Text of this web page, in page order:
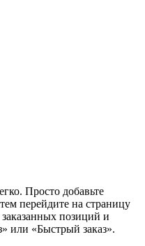
Просто добавьте
перейдите на страницу
позиций и
или «Быстрый заказ».